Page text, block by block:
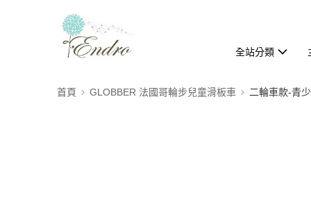
全站分類
首頁 GLOBBER 法國哥輪步兒童滑板車 二輪車款-青